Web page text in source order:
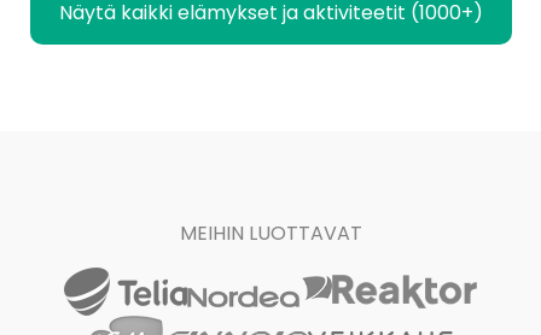
Näytä kaikki elämykset ja aktiviteetit (1000+)
MEIHIN LUOTTAVAT